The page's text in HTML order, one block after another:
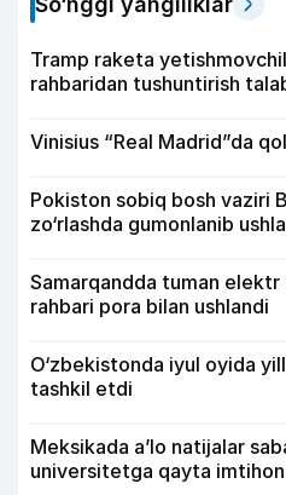
Tramp raketa
rahbaridan tushuntirish
Vinisius “Real Madrid”da
Pokiston sobiq bosh vaziri
zo‘rlashda gumonlanib
Samarqandda tuman elektr
rahbari pora bilan ushlandi
O‘zbekistonda iyul oyida
tashkil etdi
Meksikada a’lo natijalar
universitetga qayta